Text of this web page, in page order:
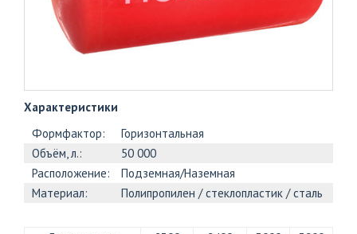
(812)
Характеристики
Формфактор:
Горизонтальная
Объём, л.:
50 000
Расположение:
Подземная/Наземная
Материал:
Полипропилен / стеклопластик / сталь